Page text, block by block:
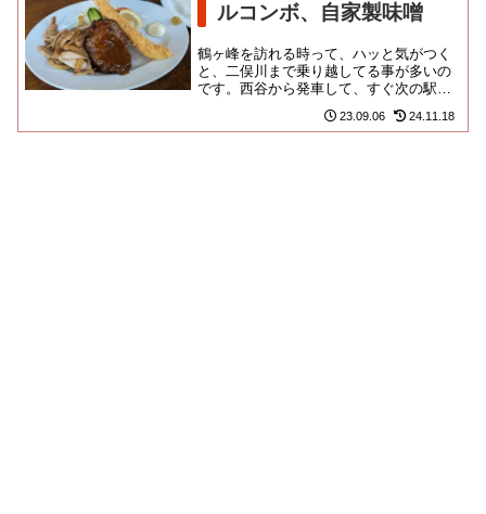
ルコンボ、自家製味噌
鶴ヶ峰を訪れる時って、ハッと気がつく
と、二俣川まで乗り越してる事が多いの
です。西谷から発車して、すぐ次の駅に
停まったことにすら、さっぱり気が付か
ないのは、やはり気が乗らない...
23.09.06 24.11.18